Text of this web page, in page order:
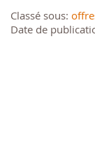
Classé sous:
Date de